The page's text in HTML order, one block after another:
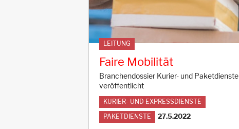
LEITUNG
Faire Mobilität
Branchendossier Kurier- und Paketdienste
veröffentlicht
KURIER- UND EXPRESSDIENSTE
PAKETDIENSTE 27.5.2022